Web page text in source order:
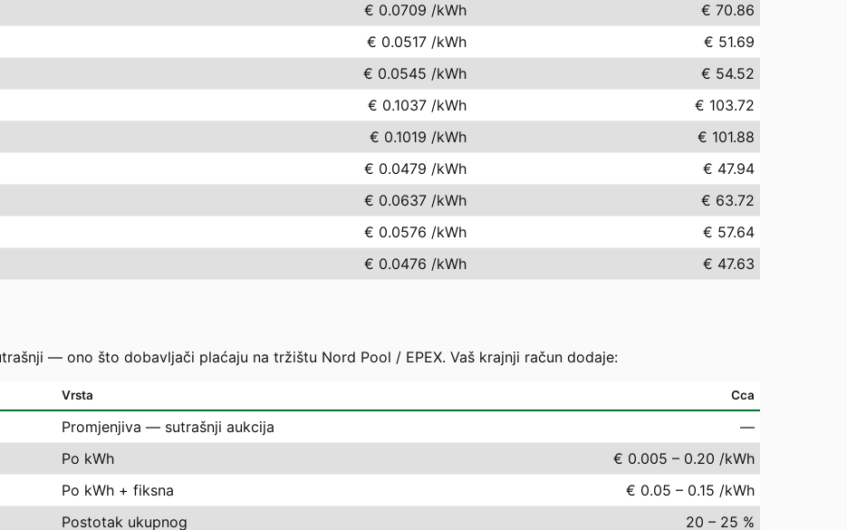
€ 0.0709 /kWh
€ 70.86
€ 0.0517 /kWh
€ 51.69
€ 0.0545 /kWh
€ 54.52
€ 0.1037 /kWh
€ 103.72
€ 0.1019 /kWh
€ 101.88
€ 0.0479 /kWh
€ 47.94
€ 0.0637 /kWh
€ 63.72
€ 0.0576 /kWh
€ 57.64
€ 0.0476 /kWh € 47.63
— ono što dobavljači plaćaju na tržištu Nord Pool / EPEX. Vaš krajnji račun dodaje:
Vrsta Cca
Promjenjiva — sutrašnji aukcija
—
Po kWh
€ 0.005 – 0.20 /kWh
Po kWh + fiksna
€ 0.05 – 0.15 /kWh
Postotak ukupnog 20 – 25 %